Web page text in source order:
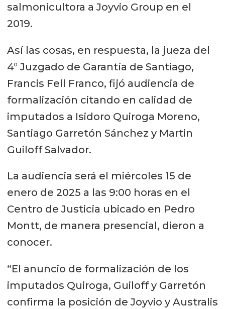
salmonicultora a Joyvio Group en el
2019.
Así las cosas, en respuesta, la jueza del
4° Juzgado de Garantía de Santiago,
Francis Fell Franco, fijó audiencia de
formalización citando en calidad de
imputados a Isidoro Quiroga Moreno,
Santiago Garretón Sánchez y Martin
Guiloff Salvador.
La audiencia será el miércoles 15 de
enero de 2025 a las 9:00 horas en el
Centro de Justicia ubicado en Pedro
Montt, de manera presencial, dieron a
conocer.
“El anuncio de formalización de los
imputados Quiroga, Guiloff y Garretón
confirma la posición de Joyvio y Australis